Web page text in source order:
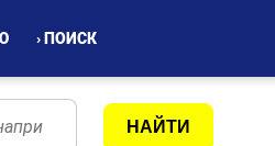
› ПОИСК